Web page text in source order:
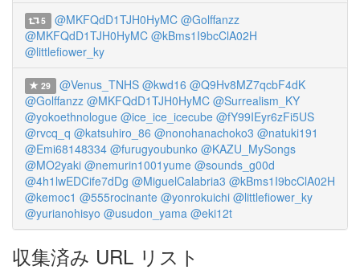
5 @MKFQdD1TJH0HyMC @Golffanzz
@MKFQdD1TJH0HyMC @kBms1I9bcClA02H
@littlefiower_ky
29 @Venus_TNHS @kwd16 @Q9Hv8MZ7qcbF4dK
@Golffanzz @MKFQdD1TJH0HyMC @Surrealism_KY
@yokoethnologue @ice_ice_icecube @fY99IEyr6zFi5US
@rvcq_q @katsuhiro_86 @nonohanachoko3 @natuki191
@Emi68148334 @furugyoubunko @KAZU_MySongs
@MO2yaki @nemurin1001yume @sounds_g00d
@4h1lwEDCife7dDg @MiguelCalabria3 @kBms1I9bcClA02H
@kemoc1 @555rocinante @yonrokuichi @littlefiower_ky
@yurianohisyo @usudon_yama @eki12t
収集済み URL リスト